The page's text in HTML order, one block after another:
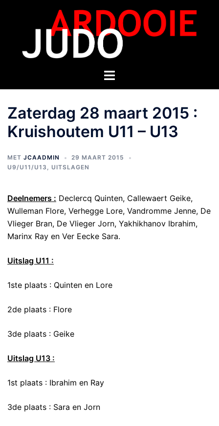
Zaterdag 28 maart 2015 :
Kruishoutem U11 – U13
MET JCAADMIN
29 MAART 2015
U9/U11/U13 , UITSLAGEN
Deelnemers : Declercq Quinten, Callewaert Geike,
Wulleman Flore, Verhegge Lore, Vandromme Jenne, De
Vlieger Bran, De Vlieger Jorn, Yakhikhanov Ibrahim,
Marinx Ray en Ver Eecke Sara.
Uitslag U11 :
1ste plaats : Quinten en Lore
2de plaats : Flore
3de plaats : Geike
Uitslag U13 :
1st plaats : Ibrahim en Ray
3de plaats : Sara en Jorn